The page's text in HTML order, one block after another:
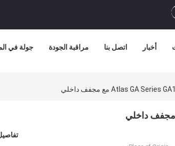
جولة في مراقبة الجودة اتصل بنا أخبار